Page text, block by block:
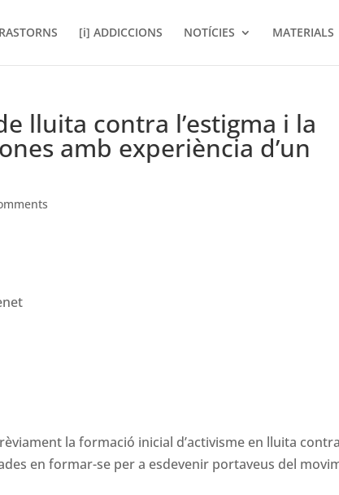
[i] ADDICCIONS NOTÍCIES MATERIALS
lluita contra l’estigma i la
amb experiència d’un
la formació inicial d’activisme en lluita contra
en formar-se per a esdevenir portaveus del